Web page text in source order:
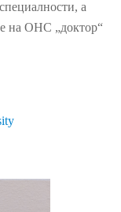
а
на ОНС „доктор“